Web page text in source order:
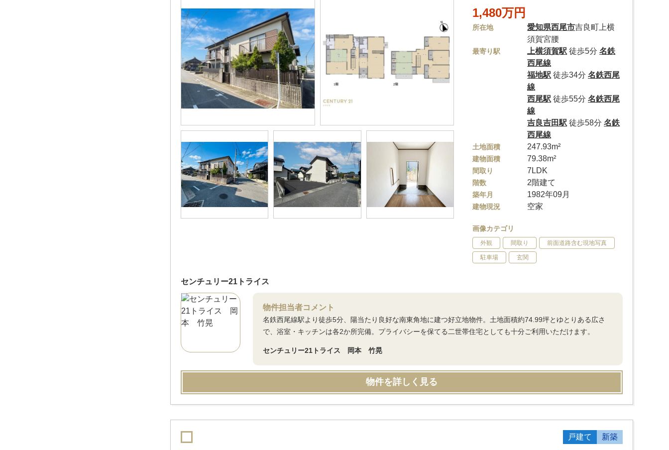
1,480万円
所在地 愛知県西尾市吉良町上横
須賀宮腰
最寄り駅 上横須賀駅 徒歩5分名鉄
西尾線
福地駅 徒歩34分名鉄西尾
線
西尾駅 徒歩55分名鉄西尾
線
吉良吉田駅 徒歩58分名鉄
西尾線
土地面積 247.93m²
建物面積 79.38m²
間取り 7LDK
階数 2階建て
築年月 1982年09月
建物現況 空家
画像カテゴリ
外観 間取り 前面道路含む現地写真
駐車場 玄関
センチュリー21トライス
物件担当者コメント
名鉄西尾線駅より徒歩5分、陽当たり良好な南東角地に建つ好立地物件。土地面積約74.99坪とゆとりある広さ
で、浴室・キッチンは各2か所完備。プライバシーを保てる二世帯住宅としても十分ご利用いただけます。
センチュリー21トライス 岡本 竹晃
物件を詳しく見る
戸建て 新築